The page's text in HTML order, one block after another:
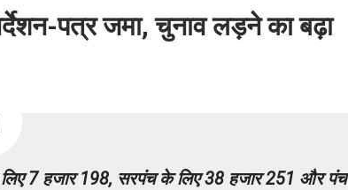
पत्र जमा, चुनाव लड़ने का बढ़ा
7 हजार 198, सरपंच के लिए 38 हजार 251 और पंच